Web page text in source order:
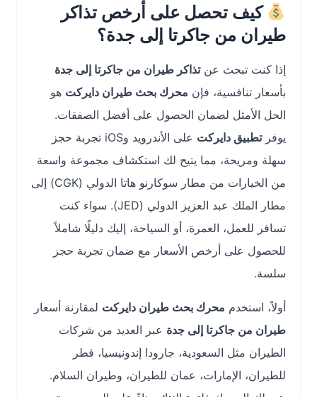
كيف تحصل على أرخص تذاكر
طيران من جاكرتا إلى جدة؟
إذا كنت تبحث عنتذاكر طيران من جاكرتا إلى جدة
بأسعار تنافسية، فإنمحرك بحث طيران دايركتهو
الحل الأمثل لضمان الحصول على أفضل الصفقات.
تطبيق دايركت
على الأندرويد وiOS تجربة حجز
سهلة ومريحة، مما يتيح لك استكشاف مجموعة واسعة
من الخيارات من مطار سوكارنو هاتا الدولي (CGK) إلى
مطار الملك عبد العزيز الدولي (JED). سواء كنت
تسافر للعمل، العمرة، أو السياحة، إليك دليلًا شاملاً
للحصول على أرخص الأسعار مع ضمان تجربة حجز
سلسة.
أولاً، استخدممحرك بحث طيران دايركتلمقارنة أسعار
طيران من جاكرتا إلى جدةعبر العديد من شركات
الطيران مثل السعودية، جارودا إندونيسيا، قطر
للطيران، الإمارات، عمان للطيران، وطيران السلام.